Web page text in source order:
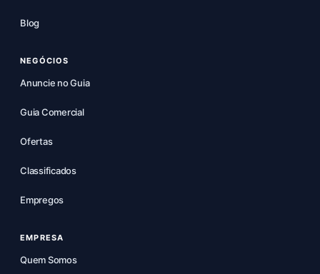
Blog
NEGÓCIOS
Anuncie no Guia
Guia Comercial
Ofertas
Classificados
Empregos
EMPRESA
Quem Somos